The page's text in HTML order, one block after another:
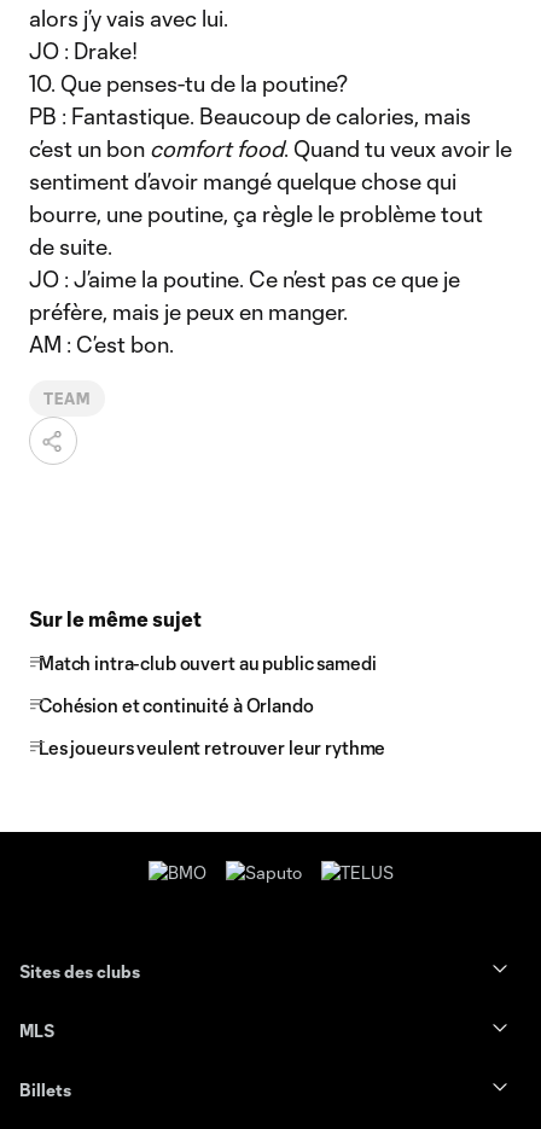
alors j’y vais avec lui.
JO : Drake!
10. Que penses-tu de la poutine?
PB : Fantastique. Beaucoup de calories, mais
c’est un bon comfort food. Quand tu veux avoir le
sentiment d’avoir mangé quelque chose qui
bourre, une poutine, ça règle le problème tout
de suite.
JO : J’aime la poutine. Ce n’est pas ce que je
préfère, mais je peux en manger.
AM : C’est bon.
TEAM
Sur le même sujet
Match intra-club ouvert au public samedi
Cohésion et continuité à Orlando
Les joueurs veulent retrouver leur rythme
Sites des clubs
MLS
Billets